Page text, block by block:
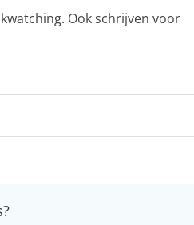
Ook schrijven voor